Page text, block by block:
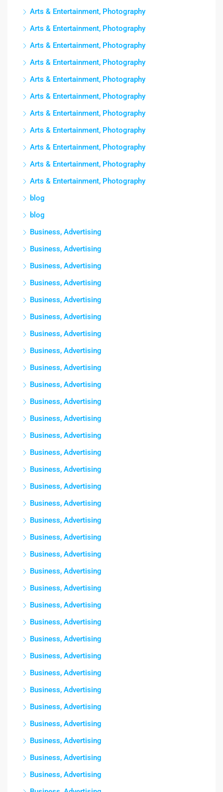
Arts & Entertainment, Photography
Arts & Entertainment, Photography
Arts & Entertainment, Photography
Arts & Entertainment, Photography
Arts & Entertainment, Photography
Arts & Entertainment, Photography
Arts & Entertainment, Photography
Arts & Entertainment, Photography
Arts & Entertainment, Photography
Arts & Entertainment, Photography
Arts & Entertainment, Photography
blog
blog
Business, Advertising
Business, Advertising
Business, Advertising
Business, Advertising
Business, Advertising
Business, Advertising
Business, Advertising
Business, Advertising
Business, Advertising
Business, Advertising
Business, Advertising
Business, Advertising
Business, Advertising
Business, Advertising
Business, Advertising
Business, Advertising
Business, Advertising
Business, Advertising
Business, Advertising
Business, Advertising
Business, Advertising
Business, Advertising
Business, Advertising
Business, Advertising
Business, Advertising
Business, Advertising
Business, Advertising
Business, Advertising
Business, Advertising
Business, Advertising
Business, Advertising
Business, Advertising
Business, Advertising